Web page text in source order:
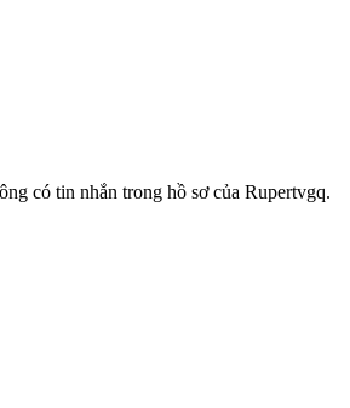
có tin nhắn trong hồ sơ của Rupertvgq.